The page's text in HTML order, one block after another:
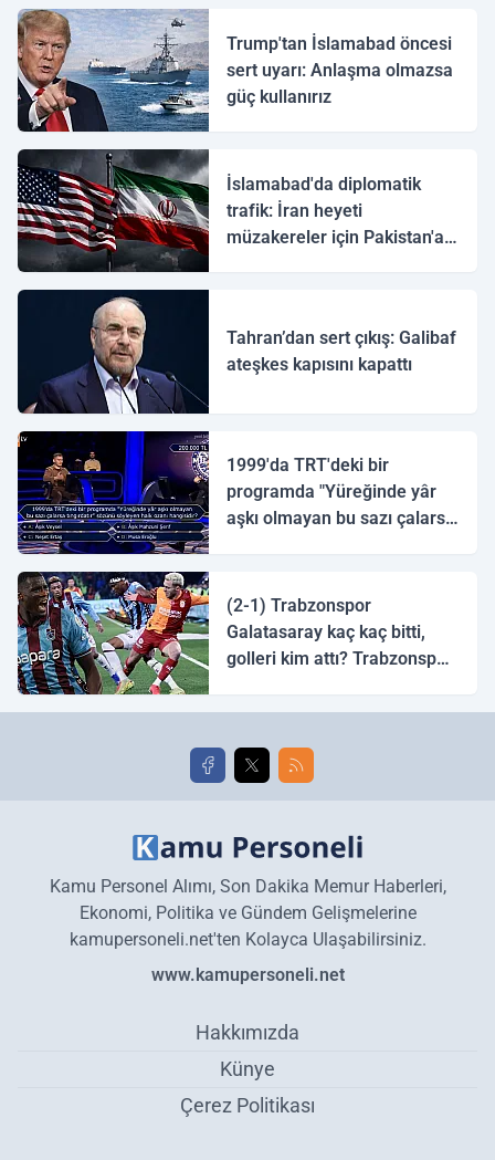
Trump'tan İslamabad öncesi
sert uyarı: Anlaşma olmazsa
güç kullanırız
İslamabad'da diplomatik
trafik: İran heyeti
müzakereler için Pakistan'a
Tahran’dan sert çıkış: Galibaf
ateşkes kapısını kapattı
1999'da TRT'deki bir
programda "Yüreğinde yâr
aşkı olmayan bu sazı çalarsa
(2-1) Trabzonspor
Galatasaray kaç kaç bitti,
golleri kim attı? Trabzonspor
golleri!
Kamu Personel Alımı, Son Dakika Memur Haberleri,
Ekonomi, Politika ve Gündem Gelişmelerine
kamupersoneli.net'ten Kolayca Ulaşabilirsiniz.
www.kamupersoneli.net
Hakkımızda
Künye
Çerez Politikası